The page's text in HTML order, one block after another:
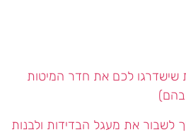
לכם את חדר המיטות
בהם)
לשבור את מעגל הבדידות ולבנות